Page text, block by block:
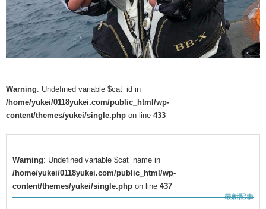
Warning: Undefined variable $cat_id in
/home/yukei/0118yukei.com/public_html/wp-
content/themes/yukei/single.php on line 433
Warning: Undefined variable $cat_name in
/home/yukei/0118yukei.com/public_html/wp-
content/themes/yukei/single.php on line 437